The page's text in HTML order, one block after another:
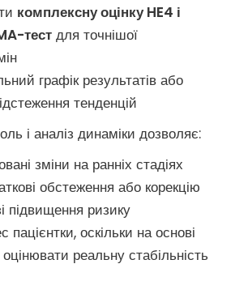
комплексну оцінку HE4 і
тест для точнішої
графік результатів або
тенденцій
і аналіз динаміки дозволяє:
зміни на ранніх стадіях
обстеження або корекцію
підвищення ризику
оскільки на основі
реальну стабільність